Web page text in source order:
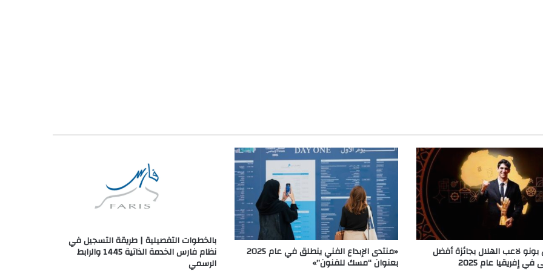
بونو لاعب الهلال بجائزة أفضل
إفريقيا عام 2025
«منتدى الإبداع الفني ينطلق في عام 2025
بعنوان “مسك للفنون”»
بالخطوات التفصيلية | طريقة التسجيل في
نظام فارس الخدمة الذاتية 1445 والرابط
الرسمي